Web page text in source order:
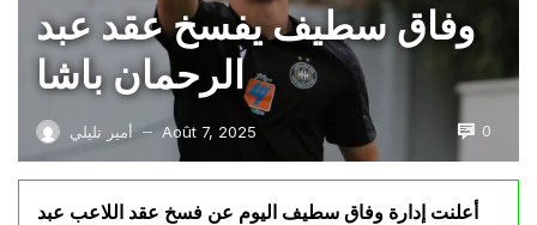
وفاق سطيف يفسخ عقد عبد
الرحمان باشا
أمير تليلي — Août 7, 2025 0
أعلنت إدارة وفاق سطيف اليوم عن فسخ عقد اللاعب عبد